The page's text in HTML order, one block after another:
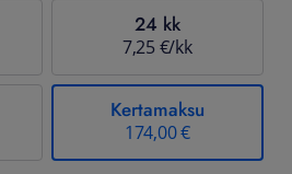
24 kk
7,25 €/kk
Kertamaksu
174,00 €